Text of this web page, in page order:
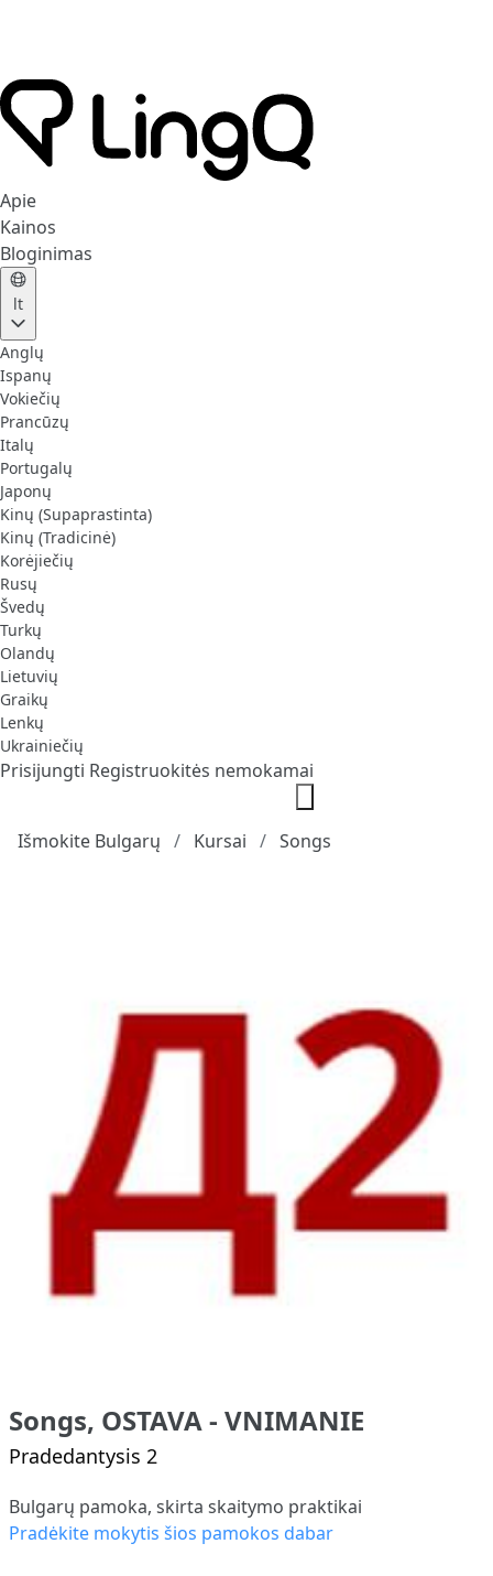
Apie
Kainos
Bloginimas
lt
Anglų
Ispanų
Vokiečių
Prancūzų
Italų
Portugalų
Japonų
Kinų (Supaprastinta)
Kinų (Tradicinė)
Korėjiečių
Rusų
Švedų
Turkų
Olandų
Lietuvių
Graikų
Lenkų
Ukrainiečių
Prisijungti Registruokitės nemokamai
Išmokite Bulgarų Kursai Songs
Songs, OSTAVA - VNIMANIE
Pradedantysis 2
Bulgarų pamoka, skirta skaitymo praktikai
Pradėkite mokytis šios pamokos dabar